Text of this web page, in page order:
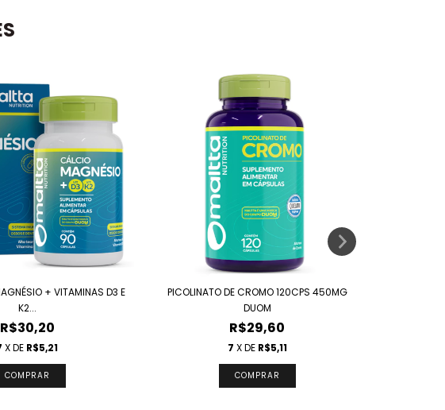
+ VITAMINAS D3 E
K2...
R$30,20
X DE R$5,21
PICOLINATO DE CROMO 120CPS 450MG
DUOM
R$29,60
7 X DE R$5,11